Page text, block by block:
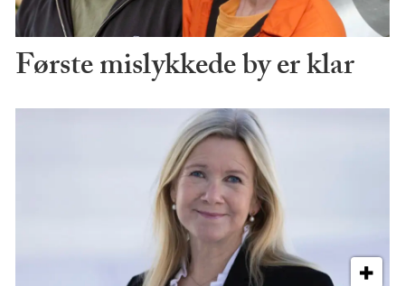
Første mislykkede by er klar